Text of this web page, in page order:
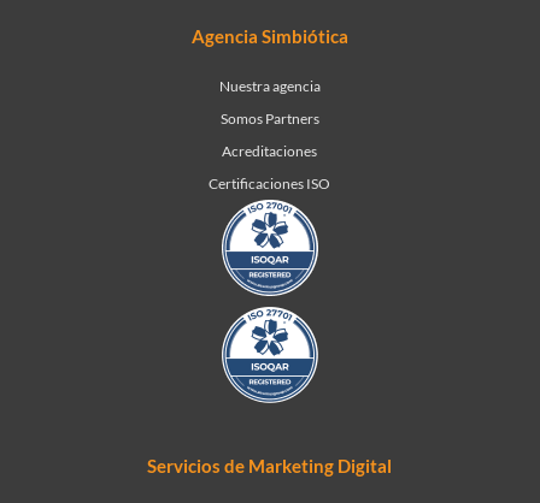
Agencia Simbiótica
Nuestra agencia
Somos Partners
Acreditaciones
Certificaciones ISO
Servicios de Marketing Digital